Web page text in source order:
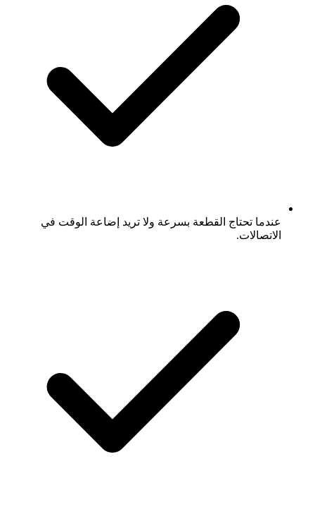
عندما تحتاج القطعة بسرعة ولا تريد إضاعة الوقت في
الاتصالات.